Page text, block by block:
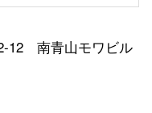
12 南青山モワビル